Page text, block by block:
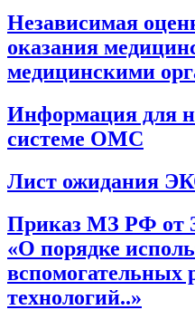
Независимая
оказания
медицинскими
Информация для
системе ОМС
Лист ожидания
Приказ МЗ РФ от
«О порядке
вспомогательных
технологий..»